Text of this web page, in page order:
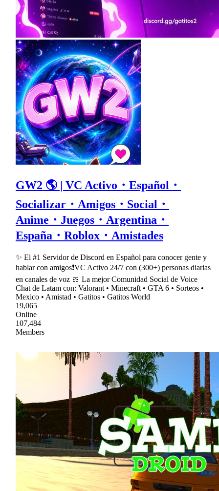
GW2 🌎 | VC Activo・Español・
Socializar・Amigos・Social・
Anime・Juegos・Argentina・
España・Roblox・Amistades
✨ El #1 Servidor de Discord en Español para conocer gente y
hablar con amigos❗VC Activo 24/7 con (300+) personas diarias
en canales de voz 🎀 La mejor Comunidad Social de Voice
Chat de Latam con: Valorant • Minecraft • GTA 6 • Sorteos •
Mexico • Amistad • Gatitos • Gatitos World
19,065
Online
107,484
Members